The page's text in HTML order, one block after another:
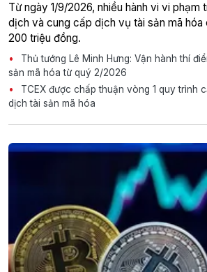
Từ ngày 1/9/2026, nhiều hành vi vi phạm
dịch và cung cấp dịch vụ tài sản mã
200 triệu đồng.
Thủ tướng Lê Minh Hưng: Vận hành thí
sản mã hóa từ quý 2/2026
TCEX được chấp thuận vòng 1 quy trình
dịch tài sản mã hóa